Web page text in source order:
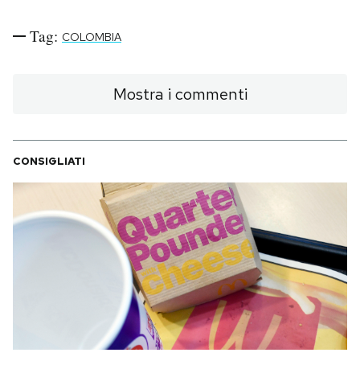
Tag: COLOMBIA
Mostra i commenti
CONSIGLIATI